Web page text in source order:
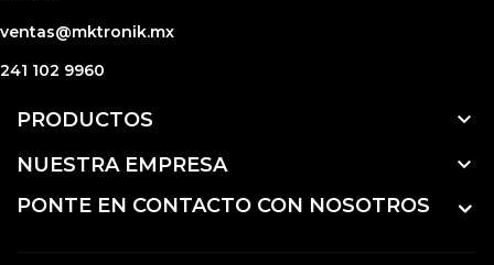
ventas@mktronik.mx
241 102 9960
PRODUCTOS 
NUESTRA EMPRESA 
PONTE EN CONTACTO CON NOSOTROS